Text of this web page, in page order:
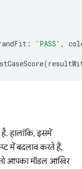
: 'PASS' ,
(
हालांकि, इसमें
में बदलाव करते हैं,
तो आपका मॉडल आखिर